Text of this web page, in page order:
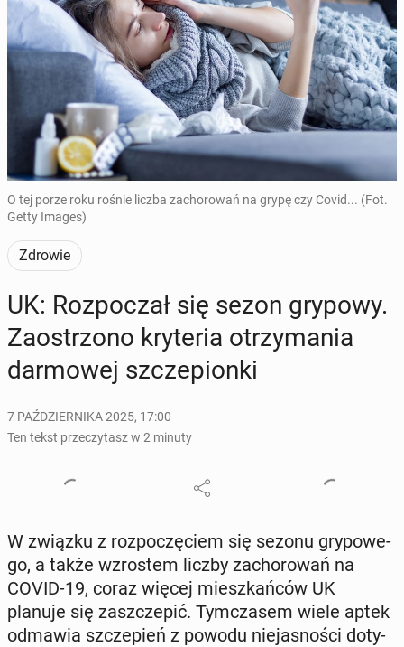
O tej porze roku rośnie liczba zachorowań na grypę czy Covid... (Fot.
Getty Images)
Zdrowie
UK: Roz­po­czał się sezon grypowy.
Za­ostrzo­no kry­te­ria otrzy­ma­nia
dar­mo­wej szcze­pion­ki
7 PAŹDZIERNIKA 2025, 17:00
Ten tekst przeczytasz w 2 minuty
W związku z roz­po­czę­ciem się sezonu gry­po­we­
go, a także wzro­stem liczby za­cho­ro­wań na
COVID-19, coraz więcej miesz­kań­ców UK
planuje się za­szcze­pić. Tym­cza­sem wiele aptek
odmawia szcze­pień z powodu nie­ja­sno­ści do­ty­